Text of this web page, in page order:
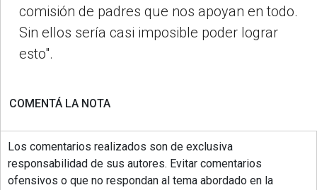
comisión de padres que nos apoyan en todo.
Sin ellos sería casi imposible poder lograr
esto".
COMENTÁ LA NOTA
Los comentarios realizados son de exclusiva
responsabilidad de sus autores. Evitar comentarios
ofensivos o que no respondan al tema abordado en la